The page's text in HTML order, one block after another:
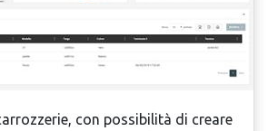
con possibilità di creare